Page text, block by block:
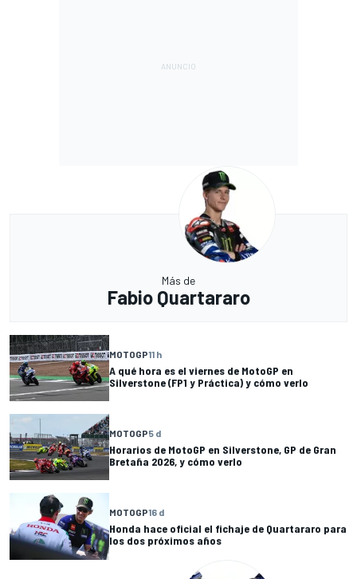
Más de
Fabio Quartararo
MOTOGP11 h
A qué hora es el viernes de MotoGP en
Silverstone (FP1 y Práctica) y cómo verlo
MOTOGP5 d
Horarios de MotoGP en Silverstone, GP de Gran
Bretaña 2026, y cómo verlo
MOTOGP16 d
Honda hace oficial el fichaje de Quartararo para
los dos próximos años